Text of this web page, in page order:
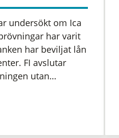
undersökt om Ica
har varit
har beviljat lån
FI avslutar
utan…